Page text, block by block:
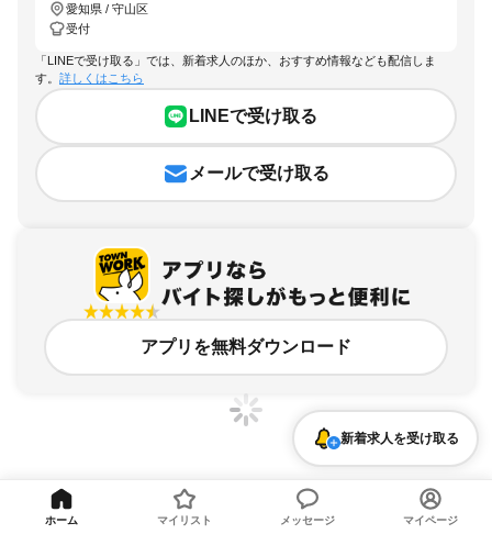
愛知県 / 守山区
受付
「LINEで受け取る」では、新着求人のほか、おすすめ情報なども配信しま
す。 詳しくはこちら
LINEで受け取る
メールで受け取る
アプリを無料ダウンロード
愛知県、守山区、受付のアルバイト・バイト求人情報
新着求人を受け取る
ホーム マイリスト メッセージ マイページ